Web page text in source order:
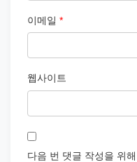
이메일 *
웹사이트
다음 번 댓글 작성을 위